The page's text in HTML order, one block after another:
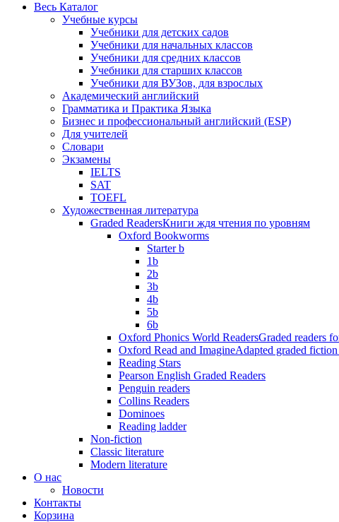
Весь Каталог
Учебные курсы
Учебники для детских садов
Учебники для начальных классов
Учебники для средних классов
Учебники для старших классов
Учебники для ВУЗов, для взрослых
Академический английский
Грамматика и Практика Языка
Бизнес и профессиональный английский (ESP)
Для учителей
Словари
Экзамены
IELTS
SAT
TOEFL
Художественная литература
Graded ReadersКниги ждя чтения по уровням
Oxford Bookworms
Starter b
1b
2b
3b
4b
5b
6b
Oxford Phonics World ReadersGraded readers
Oxford Read and ImagineAdapted graded
Reading Stars
Pearson English Graded Readers
Penguin readers
Collins Readers
Dominoes
Reading ladder
Non-fiction
Classic literature
Modern literature
О нас
Новости
Контакты
Корзина